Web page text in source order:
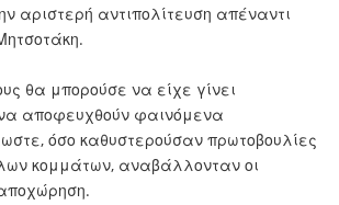
αριστερή αντιπολίτευση απέναντι
θα μπορούσε να είχε γίνει
αποφευχθούν φαινόμενα
όσο καθυστερούσαν πρωτοβουλίες
κομμάτων, αναβάλλονταν οι